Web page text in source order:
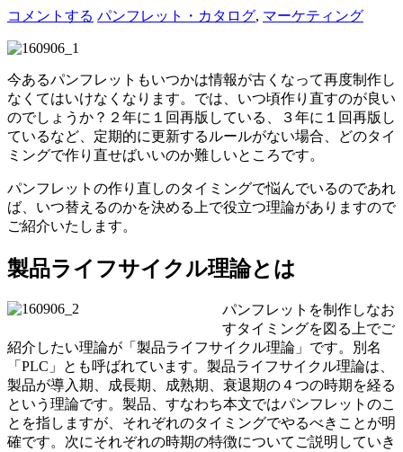
コメントする パンフレット・カタログ, マーケティング
今あるパンフレットもいつかは情報が古くなって再度制作し
なくてはいけなくなります。では、いつ頃作り直すのが良い
のでしょうか？２年に１回再版している、３年に１回再版し
ているなど、定期的に更新するルールがない場合、どのタイ
ミングで作り直せばいいのか難しいところです。
パンフレットの作り直しのタイミングで悩んでいるのであれ
ば、いつ替えるのかを決める上で役立つ理論がありますので
ご紹介いたします。
製品ライフサイクル理論とは
パンフレットを制作しなお
すタイミングを図る上でご
紹介したい理論が「製品ライフサイクル理論」です。別名
「PLC」とも呼ばれています。 製品ライフサイクル理論は、
製品が導入期、成長期、成熟期、衰退期の４つの時期を経る
という理論です。 製品、すなわち本文ではパンフレットのこ
とを指しますが、それぞれのタイミングでやるべきことが明
確です。次にそれぞれの時期の特徴についてご説明していき